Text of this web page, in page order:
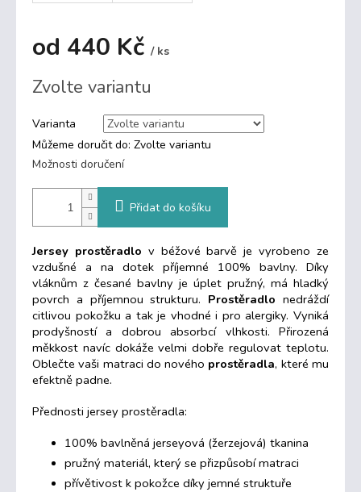
od 440 Kč / ks
cena:
Zvolte variantu
Varianta
Můžeme doručit do: Zvolte variantu
Možnosti doručení
Přidat do košíku
Jersey prostěradlo v béžové barvě je vyrobeno ze
vzdušné a na dotek příjemné 100% bavlny. Díky
vláknům z česané bavlny je úplet pružný, má hladký
povrch a příjemnou strukturu. Prostěradlonedráždí
citlivou pokožku a tak je vhodné i pro alergiky. Vyniká
prodyšností a dobrou absorbcí vlhkosti. Přirozená
měkkost navíc dokáže velmi dobře regulovat teplotu.
Oblečte vaši matraci do nového prostěradla, které mu
efektně padne.
Přednosti jersey prostěradla:
100% bavlněná jerseyová (žerzejová) tkanina
pružný materiál, který se přizpůsobí matraci
přívětivost k pokožce díky jemné struktuře